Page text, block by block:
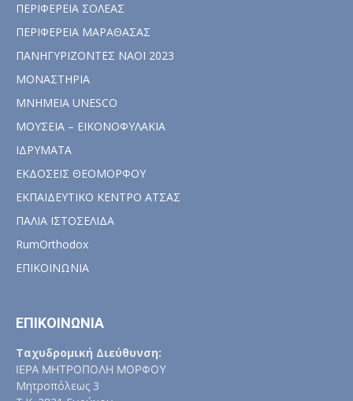
ΠΕΡΙΦΕΡΕΙΑ ΣΟΛΕΑΣ
ΠΕΡΙΦΕΡΕΙΑ ΜΑΡΑΘΑΣΑΣ
ΠΑΝΗΓΥΡΙΖΟΝΤΕΣ ΝΑΟΙ 2023
ΜΟΝΑΣΤΗΡΙΑ
ΜΝΗΜΕΙΑ UNESCO
ΜΟΥΣΕΙΑ – ΕΙΚΟΝΟΦΥΛΑΚΙΑ
ΙΔΡΥΜΑΤΑ
ΕΚΔΟΣΕΙΣ ΘΕΟΜΟΡΦΟΥ
ΕΚΠΑΙΔΕΥΤΙΚΟ ΚΕΝΤΡΟ ΑΤΣΑΣ
ΠΑΛΙΑ ΙΣΤΟΣΕΛΙΔΑ
RumOrthodox
ΕΠΙΚΟΙΝΩΝΙΑ
ΕΠΙΚΟΙΝΩΝΙΑ
Ταχυδρομική Διεύθυνση:
ΙΕΡΑ ΜΗΤΡΟΠΟΛΗ ΜΟΡΦΟΥ
Μητροπόλεως 3